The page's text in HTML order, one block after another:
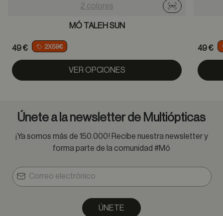
2 colores
Probador
MÓ TALEH SUN
49 € 2X59€
VER OPCIONES
49 €
Únete a la newsletter de Multiópticas
¡Ya somos más de 150.000! Recibe nuestra newsletter y
forma parte de la comunidad #Mó
ÚNETE